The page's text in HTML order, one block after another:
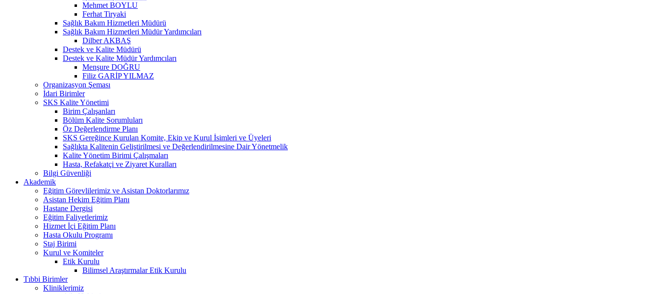
Mehmet BOYLU
Ferhat Tiryaki
Sağlık Bakım Hizmetleri Müdürü
Sağlık Bakım Hizmetleri Müdür Yardımcıları
Dilber AKBAŞ
Destek ve Kalite Müdürü
Destek ve Kalite Müdür Yardımcıları
Menşure DOĞRU
Filiz GARİP YILMAZ
Organizasyon Şeması
İdari Birimler
SKS Kalite Yönetimi
Birim Çalışanları
Bölüm Kalite Sorumluları
Öz Değerlendirme Planı
SKS Gereğince Kurulan Komite, Ekip ve Kurul İsimleri ve Üyeleri
Sağlıkta Kalitenin Geliştirilmesi ve Değerlendirilmesine Dair Yönetmelik
Kalite Yönetim Birimi Çalışmaları
Hasta, Refakatçi ve Ziyaret Kuralları
Bilgi Güvenliği
Akademik
Eğitim Görevlilerimiz ve Asistan Doktorlarımız
Asistan Hekim Eğitim Planı
Hastane Dergisi
Eğitim Faliyetlerimiz
Hizmet İçi Eğitim Planı
Hasta Okulu Programı
Staj Birimi
Kurul ve Komiteler
Etik Kurulu
Bilimsel Araştırmalar Etik Kurulu
Tıbbi Birimler
Kliniklerimiz